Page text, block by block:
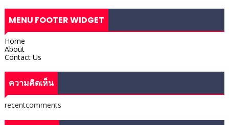
MENU FOOTER WIDGET
Home
About
Contact Us
ความคิดเห็น
recentcomments